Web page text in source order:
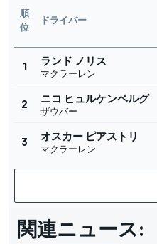
順
位
ドライバー
1 ランド ノリス
マクラーレン
2 ニコ ヒュルケンベルグ
ザウバー
3 オスカー ピアストリ
マクラーレン
関連ニュース: